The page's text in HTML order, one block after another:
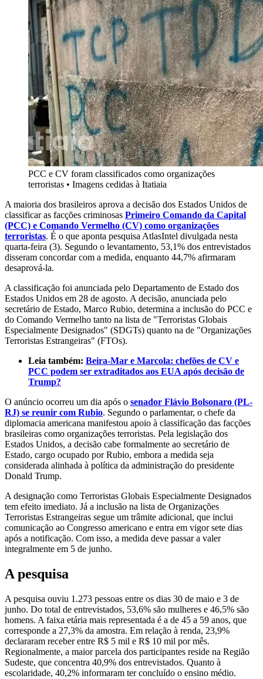
PCC e CV foram classificados como organizações
terroristas • Imagens cedidas à Itatiaia
A maioria dos brasileiros aprova a decisão dos Estados Unidos de
classificar as facções criminosas Primeiro Comando da Capital
(PCC) e Comando Vermelho (CV) como organizações
terroristas. É o que aponta pesquisa AtlasIntel divulgada nesta
quarta-feira (3). Segundo o levantamento, 53,1% dos entrevistados
disseram concordar com a medida, enquanto 44,7% afirmaram
desaprová-la.
A classificação foi anunciada pelo Departamento de Estado dos
Estados Unidos em 28 de agosto. A decisão, anunciada pelo
secretário de Estado, Marco Rubio, determina a inclusão do PCC e
do Comando Vermelho tanto na lista de "Terroristas Globais
Especialmente Designados" (SDGTs) quanto na de "Organizações
Terroristas Estrangeiras" (FTOs).
Leia também: Beira-Mar e Marcola: chefões de CV e
PCC podem ser extraditados aos EUA após decisão de
Trump?
O anúncio ocorreu um dia após o senador Flávio Bolsonaro (PL-
RJ) se reunir com Rubio. Segundo o parlamentar, o chefe da
diplomacia americana manifestou apoio à classificação das facções
brasileiras como organizações terroristas. Pela legislação dos
Estados Unidos, a decisão cabe formalmente ao secretário de
Estado, cargo ocupado por Rubio, embora a medida seja
considerada alinhada à política da administração do presidente
Donald Trump.
A designação como Terroristas Globais Especialmente Designados
tem efeito imediato. Já a inclusão na lista de Organizações
Terroristas Estrangeiras segue um trâmite adicional, que inclui
comunicação ao Congresso americano e entra em vigor sete dias
após a notificação. Com isso, a medida deve passar a valer
integralmente em 5 de junho.
A pesquisa
A pesquisa ouviu 1.273 pessoas entre os dias 30 de maio e 3 de
junho. Do total de entrevistados, 53,6% são mulheres e 46,5% são
homens. A faixa etária mais representada é a de 45 a 59 anos, que
corresponde a 27,3% da amostra. Em relação à renda, 23,9%
declararam receber entre R$ 5 mil e R$ 10 mil por mês.
Regionalmente, a maior parcela dos participantes reside na Região
Sudeste, que concentra 40,9% dos entrevistados. Quanto à
escolaridade, 40,2% informaram ter concluído o ensino médio.